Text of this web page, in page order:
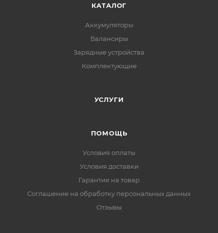
КАТАЛОГ
Аккумуляторы
Балансиры
Зарядные устройства
Комплектующие
УСЛУГИ
ПОМОЩЬ
Условия оплаты
Условия доставки
Гарантия на товар
Соглашение на обработку персональных данных
Отзывы